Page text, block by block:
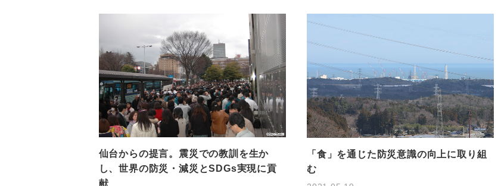
仙台からの提言。震災での教訓を生か
し、世界の防災・減災とSDGs実現に貢
献
「食」を通じた防災意識の向上に取り組
む